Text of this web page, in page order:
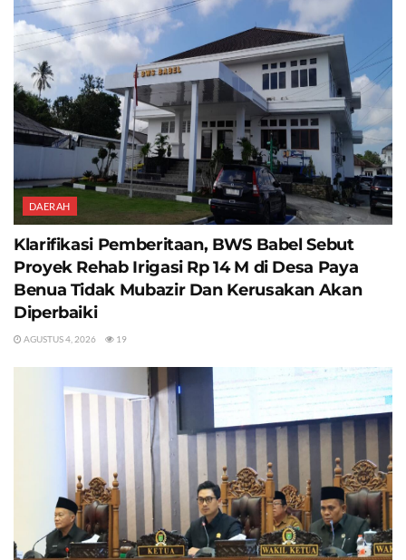
DAERAH
Klarifikasi Pemberitaan, BWS Babel Sebut
Proyek Rehab Irigasi Rp 14 M di Desa Paya
Benua Tidak Mubazir Dan Kerusakan Akan
Diperbaiki
AGUSTUS 4, 2026 19